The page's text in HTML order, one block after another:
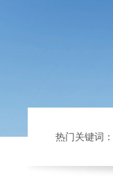
热门关键词：